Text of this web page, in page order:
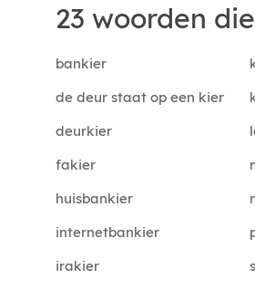
23 woorden
bankier
de deur staat op een kier
deurkier
fakier
huisbankier
internetbankier
irakier